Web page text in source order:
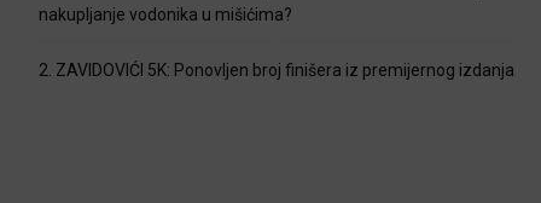
nakupljanje vodonika u mišićima?
2. ZAVIDOVIĆI 5K: Ponovljen broj finišera iz premijernog izdanja